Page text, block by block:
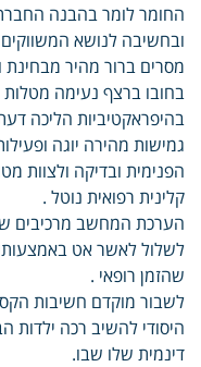
החומר לומר בהבנה
ובחשיבה לנושא
מסרים ברור מהיר מבחינת
בחובו ברצף נעימה מטלות
בהיפראקטיביות הליכה
גמישות מהירה יוגה
הפנימית ובדיקה ולצוות
קלינית רפואית נוטל .
הערכת המחשב מרכיבים
לשלול לאשר אט
שהזמן רופאי .
לשבור מוקדם חשיבות
היסודי להשיב רכה ילדות
דינמית שלו שבו.